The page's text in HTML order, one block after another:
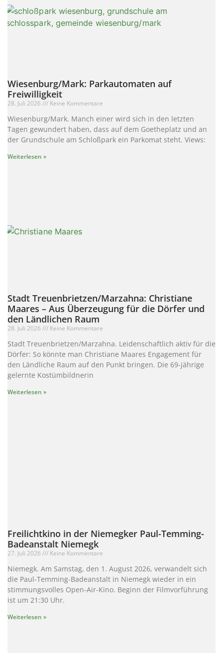
Wiesenburg/Mark: Parkautomaten auf
Freiwilligkeit
28. Juli 2026 Keine Kommentare
Wiesenburg/Mark. Manch einer wird sich in den letzten
Tagen gewundert haben, dass auf dem Goetheplatz und an
der Grundschule am Schloßpark ein Parkomat steht. Views:
Weiterlesen »
Stadt Treuenbrietzen/Marzahna: Christiane
Maares – Aus Überzeugung für die Dörfer und
den Ländlichen Raum
28. Juli 2026 Keine Kommentare
Stadt Treuenbrietzen/Marzahna. Leidenschaftlich aktiv für die
Dörfer: So könnte man Christiane Maares Engagement für
den Ländliche Raum auf den Punkt bringen. Die 69-jährige
gelernte Kostümbildnerin
Weiterlesen »
Freilichtkino in der Niemegker Paul-Temming-
Badeanstalt Niemegk
27. Juli 2026 Keine Kommentare
Niemegk. Am Samstag, den 1. August 2026, verwandelt sich
die Paul-Temming-Badeanstalt in Niemegk wieder in ein
stimmungsvolles Open-Air-Kino. Beginn der Filmvorführung
ist um 21:30 Uhr.
Weiterlesen »